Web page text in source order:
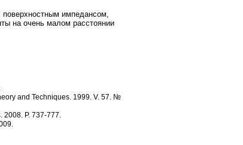
поверхностным импедансом,
на очень малом расстоянии
and Techniques. 1999. V. 57. №
2008. P. 737-777.